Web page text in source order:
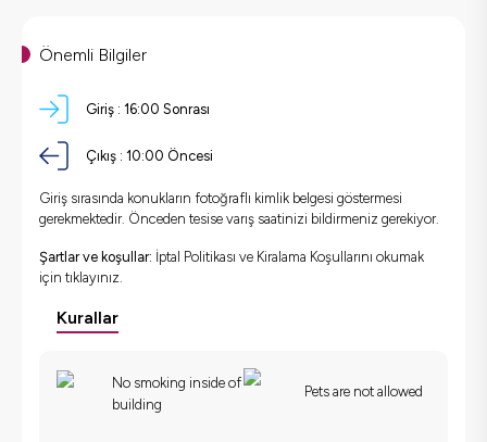
Önemli Bilgiler
Giriş : 16:00 Sonrası
Çıkış : 10:00 Öncesi
Giriş sırasında konukların fotoğraflı kimlik belgesi göstermesi
gerekmektedir. Önceden tesise varış saatinizi bildirmeniz gerekiyor.
Şartlar ve koşullar: İptal Politikası ve Kiralama Koşullarını okumak
için tıklayınız.
Kurallar
No smoking inside of
building
Pets are not allowed